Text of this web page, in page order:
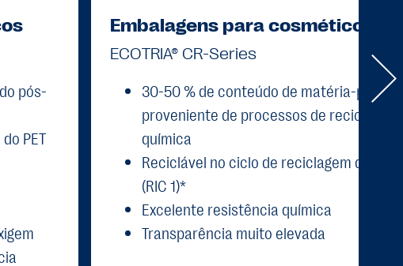
pós-
PET
Embalagens para cosméticos
ECOTRIA® CR-Series
30-50 % de conteúdo de matéria-prima
proveniente de processos de reciclagem
química
Reciclável no ciclo de reciclagem do PET
(RIC 1)*
Excelente resistência química
Transparência muito elevada